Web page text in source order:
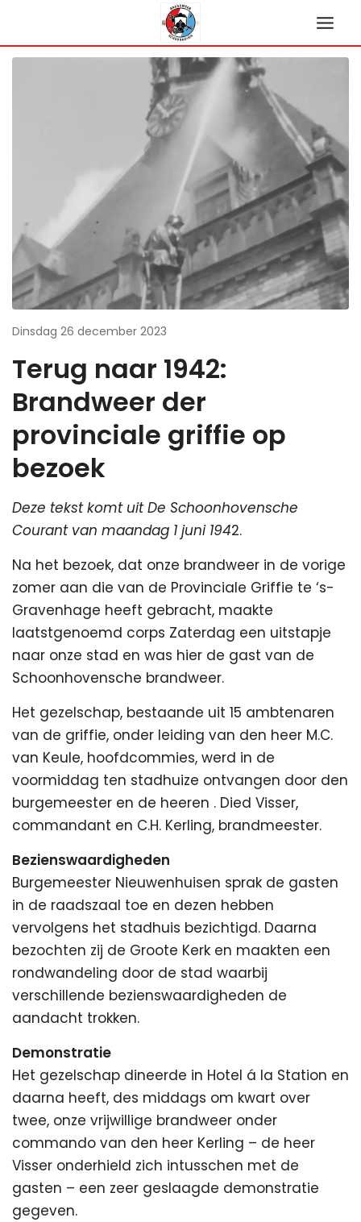
de
Dinsdag 26 december 2023
Terug naar 1942:
Brandweer der
provinciale griffie op
bezoek
Deze tekst komt uit De Schoonhovensche
Courant van maandag 1 juni 1942.
Na het bezoek, dat onze brandweer in de vorige
zomer aan die van de Provinciale Griffie te ‘s-
Gravenhage heeft gebracht, maakte
laatstgenoemd corps Zaterdag een uitstapje
naar onze stad en was hier de gast van de
Schoonhovensche brandweer.
Het gezelschap, bestaande uit 15 ambtenaren
van de griffie, onder leiding van den heer M.C.
van Keule, hoofdcommies, werd in de
voormiddag ten stadhuize ontvangen door den
burgemeester en de heeren . Died Visser,
commandant en C.H. Kerling, brandmeester.
Bezienswaardigheden
Burgemeester Nieuwenhuisen sprak de gasten
in de raadszaal toe en dezen hebben
vervolgens het stadhuis bezichtigd. Daarna
bezochten zij de Groote Kerk en maakten een
rondwandeling door de stad waarbij
verschillende bezienswaardigheden de
aandacht trokken.
Demonstratie
Het gezelschap dineerde in Hotel á la Station en
daarna heeft, des middags om kwart over
twee, onze vrijwillige brandweer onder
commando van den heer Kerling – de heer
Visser onderhield zich intusschen met de
gasten – een zeer geslaagde demonstratie
gegeven.